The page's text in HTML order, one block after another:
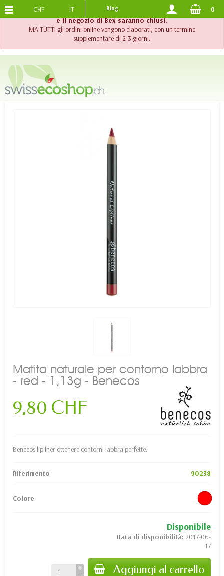
!! Importante !! Fino al 20 agosto 2026, l'assistenza telefonica
e il negozio di Bex saranno chiusi.
MA TUTTI gli ordini online vengono elaborati, con un termine
supplementare di 2-3 giorni.
SPEDIZIONE GRATUITADA 120.-
CHF IT Blog 0
Matita naturale per contorno labbra
- red - 1,13g - Benecos
9,80 CHF
Benecos lipliner ottenere contorni labbra perfette.
Riferimento 90238
Colore
Disponibile
Data di disponibilità: 2017-06-
17
Aggiungi al carrello